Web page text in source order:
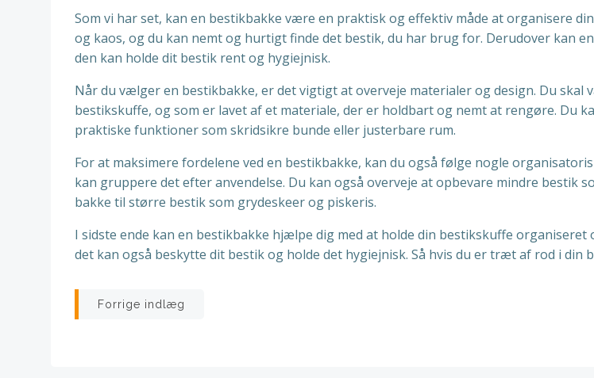
Som vi har set, kan en bestikbakke være en praktisk og effektiv måde at organisere
og kaos, og du kan nemt og hurtigt finde det bestik, du har brug for. Derudover kan
den kan holde dit bestik rent og hygiejnisk.
Når du vælger en bestikbakke, er det vigtigt at overveje materialer og design. Du
bestikskuffe, og som er lavet af et materiale, der er holdbart og nemt at rengøre. Du
praktiske funktioner som skridsikre bunde eller justerbare rum.
For at maksimere fordelene ved en bestikbakke, kan du også følge nogle
kan gruppere det efter anvendelse. Du kan også overveje at opbevare mindre bestik
bakke til større bestik som grydeskeer og piskeris.
I sidste ende kan en bestikbakke hjælpe dig med at holde din bestikskuffe
det kan også beskytte dit bestik og holde det hygiejnisk. Så hvis du er træt af rod i
Indlægsnavigation
Forrige indlæg